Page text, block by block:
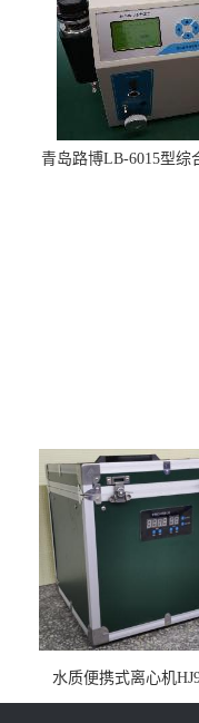
青岛路博LB-6015型综
水质便携式离心机
2022地表水总磷监测